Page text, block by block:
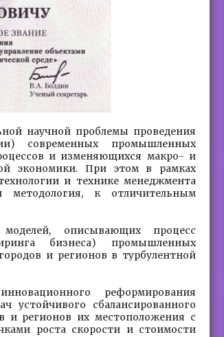
научной проблемы проведения
современных промышленных
и изменяющихся макро- и
экономики. При этом в рамках
и технике менеджмента
методология, к отличительным
описывающих процесс
бизнеса) промышленных
и регионов в турбулентной
реформирования
устойчивого сбалансированного
и регионов их местоположения с
роста скорости и стоимости